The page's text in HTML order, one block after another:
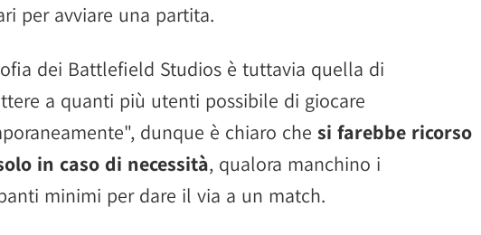
per avviare una partita.
dei Battlefield Studios è tuttavia quella di
a quanti più utenti possibile di giocare
dunque è chiaro che si farebbe ricorso
in caso di necessità, qualora manchino i
minimi per dare il via a un match.